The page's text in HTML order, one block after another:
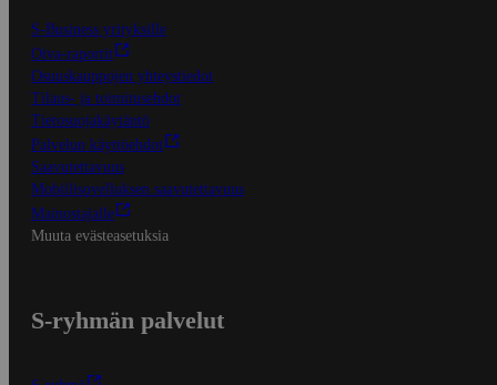
S-Business yrityksille
Oiva-raportit
Osuuskauppojen yhteystiedot
Tilaus- ja toimitusehdot
Tietosuojakäytäntö
Palvelun käyttöehdot
Saavutettavuus
Mobiilisovelluksen saavutettavuus
Mainostajalle
Muuta evästeasetuksia
S-ryhmän palvelut